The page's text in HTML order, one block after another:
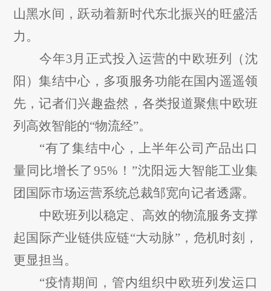
山黑水间，跃动着新时代东北振兴的旺盛活
力。
今年3月正式投入运营的中欧班列（沈
阳）集结中心，多项服务功能在国内遥遥领
先，记者们兴趣盎然，各类报道聚焦中欧班
列高效智能的“物流经”。
“有了集结中心，上半年公司产品出口
量同比增长了95%！”沈阳远大智能工业集
团国际市场运营系统总裁邹宽向记者透露。
中欧班列以稳定、高效的物流服务支撑
起国际产业链供应链“大动脉”，危机时刻，
更显担当。
“疫情期间，管内组织中欧班列发运口